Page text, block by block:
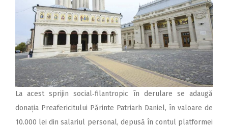
La acest sprijin social‑filantropic în derulare se adaugă
donația Preafericitului Părinte Patriarh Daniel, în valoare de
10.000 lei din salariul personal, depusă în contul platformei